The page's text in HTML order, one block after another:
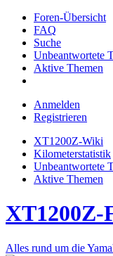
Foren-Übersicht
FAQ
Suche
Unbeantwortete
Aktive Themen
Anmelden
Registrieren
XT1200Z-Wiki
Kilometerstatistik
Unbeantwortete
Aktive Themen
XT1200Z-
Alles rund um die